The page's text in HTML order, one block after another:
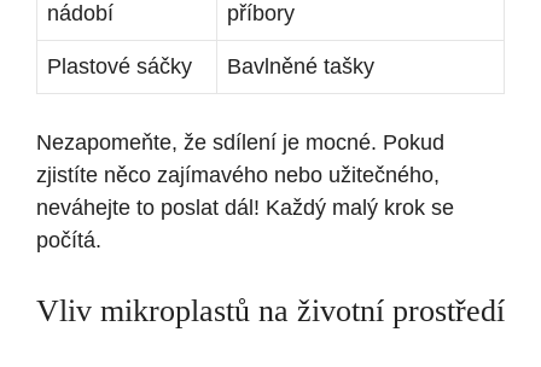
nádobí
příbory
Plastové sáčky Bavlněné tašky
Nezapomeňte, že sdílení je mocné. Pokud
zjistíte něco zajímavého nebo užitečného,
neváhejte to poslat dál! Každý malý krok se
počítá.
Vliv mikroplastů na životní prostředí